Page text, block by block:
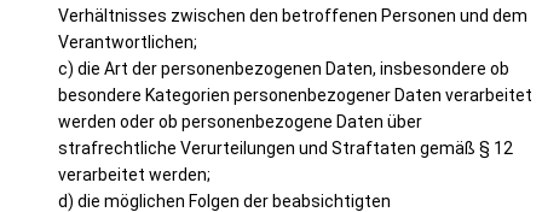
Verhältnisses zwischen den betroffenen Personen und dem
Verantwortlichen;
c) die Art der personenbezogenen Daten, insbesondere ob
besondere Kategorien personenbezogener Daten verarbeitet
werden oder ob personenbezogene Daten über
strafrechtliche Verurteilungen und Straftaten gemäß § 12
verarbeitet werden;
d) die möglichen Folgen der beabsichtigten